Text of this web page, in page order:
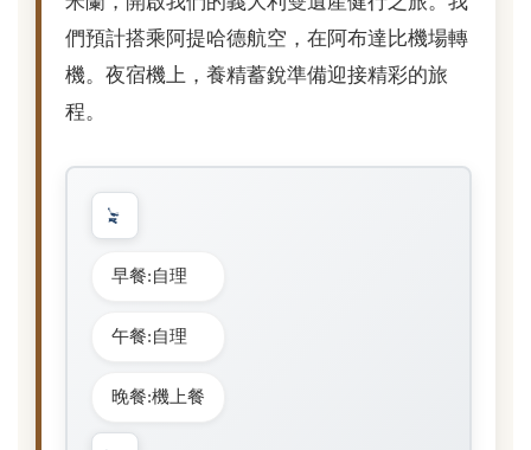
們預計搭乘阿提哈德航空，在阿布達比機場轉
機。夜宿機上，養精蓄銳準備迎接精彩的旅
程。
早餐:自理
午餐:自理
晚餐:機上餐